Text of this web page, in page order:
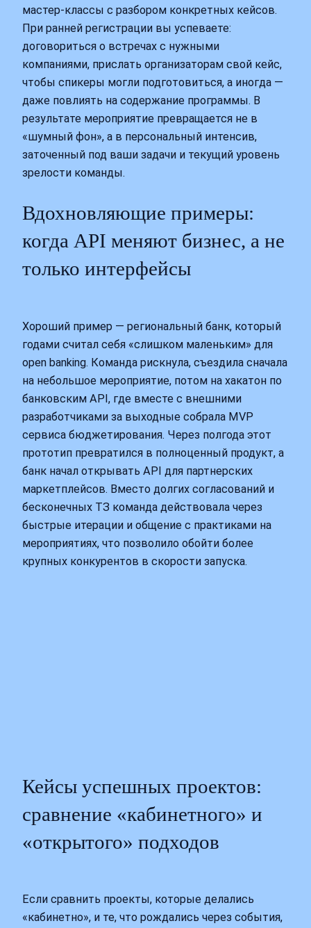
мастер‑классы с разбором конкретных кейсов.
При ранней регистрации вы успеваете:
договориться о встречах с нужными
компаниями, прислать организаторам свой кейс,
чтобы спикеры могли подготовиться, а иногда —
даже повлиять на содержание программы. В
результате мероприятие превращается не в
«шумный фон», а в персональный интенсив,
заточенный под ваши задачи и текущий уровень
зрелости команды.
Вдохновляющие примеры:
когда API меняют бизнес, а не
только интерфейсы
Хороший пример — региональный банк, который
годами считал себя «слишком маленьким» для
open banking. Команда рискнула, съездила сначала
на небольшое мероприятие, потом на хакатон по
банковским API, где вместе с внешними
разработчиками за выходные собрала MVP
сервиса бюджетирования. Через полгода этот
прототип превратился в полноценный продукт, а
банк начал открывать API для партнерских
маркетплейсов. Вместо долгих согласований и
бесконечных ТЗ команда действовала через
быстрые итерации и общение с практиками на
мероприятиях, что позволило обойти более
крупных конкурентов в скорости запуска.
Кейсы успешных проектов:
сравнение «кабинетного» и
«открытого» подходов
Если сравнить проекты, которые делались
«кабинетно», и те, что рождались через события,